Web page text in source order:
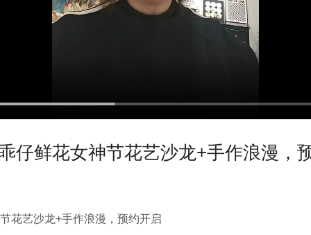
仔鲜花女神节花艺沙龙+手作浪漫，
花艺沙龙+手作浪漫，预约开启